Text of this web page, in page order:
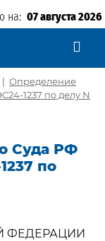
на: 07 августа 2026
| Определение
1237 по делу N
Суда РФ
по
ФЕДЕРАЦИИ